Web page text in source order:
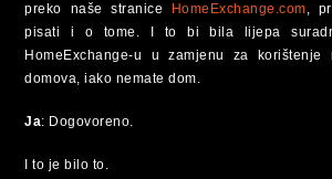
preko naše stranice
HomeExchange.com,
pisati i o tome. I to bi bila lijepa
HomeExchange-u u zamjenu za korištenje
domova, iako nemate dom.
Ja: Dogovoreno.
I to je bilo to.